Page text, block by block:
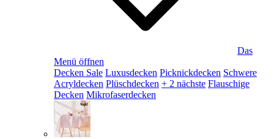
Das
Menü öffnen
Decken Sale Luxusdecken Picknickdecken Schwere
Acryldecken Plüschdecken + 2 nächste Flauschige
Decken Mikrofaserdecken